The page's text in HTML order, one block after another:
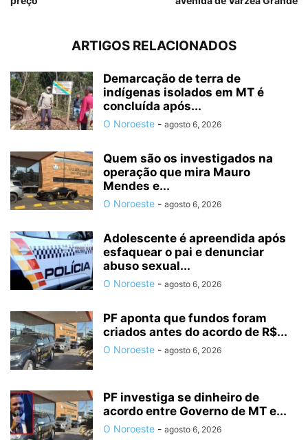
ARTIGOS RELACIONADOS
Demarcação de terra de
indígenas isolados em MT é
concluída após...
O Noroeste - agosto 6, 2026
Quem são os investigados na
operação que mira Mauro
Mendes e...
O Noroeste - agosto 6, 2026
Adolescente é apreendida após
esfaquear o pai e denunciar
abuso sexual...
O Noroeste - agosto 6, 2026
PF aponta que fundos foram
criados antes do acordo de R$...
O Noroeste - agosto 6, 2026
PF investiga se dinheiro de
acordo entre Governo de MT e...
O Noroeste - agosto 6, 2026